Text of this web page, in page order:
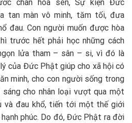
chân hoa sen, Sự kiện Đức
tan màn vô minh, tăm tối, đưa
đau. Con người muốn được hòa
trước hết phải học những cách
lửa tham – sân – si, vì đó là
của Đức Phật giúp cho xã hội có
minh, cho con người sống trong
sáng cho nhân loại vượt qua một
và đau khổ, tiến tới một thế giới
phúc. Do đó, Đức Phật ra đời